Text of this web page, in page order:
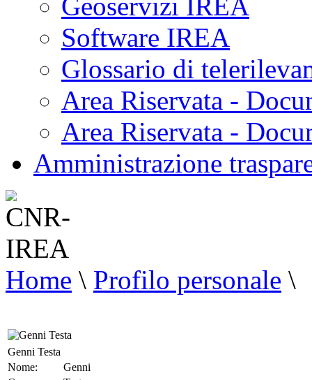
Software IREA
Glossario di
Area Riservata -
Area Riservata -
Amministrazione
Home \ Profilo personale \
Genni Testa
Nome:
Genni